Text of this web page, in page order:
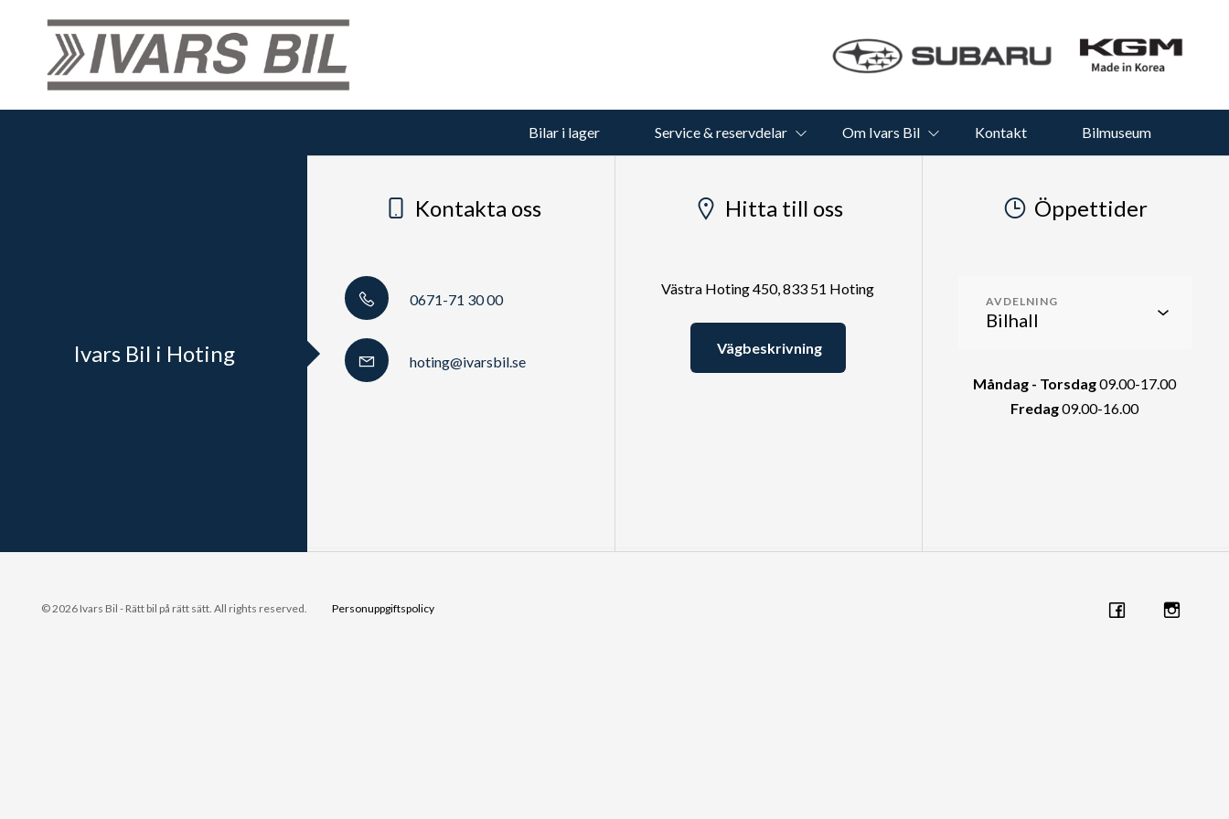
Bilar i lager Service & reservdelar Om Ivars Bil Kontakt Bilmuseum
Ivars Bil i Hoting
Kontakta oss
0671-71 30 00
hoting@ivarsbil.se
Hitta till oss
Västra Hoting 450, 833 51 Hoting
Vägbeskrivning
Öppettider
AVDELNING
Måndag - Torsdag09.00-17.00
Fredag09.00-16.00
© 2026 Ivars Bil - Rätt bil på rätt sätt. All rights reserved. Personuppgiftspolicy